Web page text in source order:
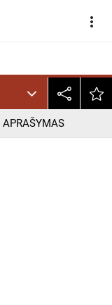
more_vert
APRAŠYMAS